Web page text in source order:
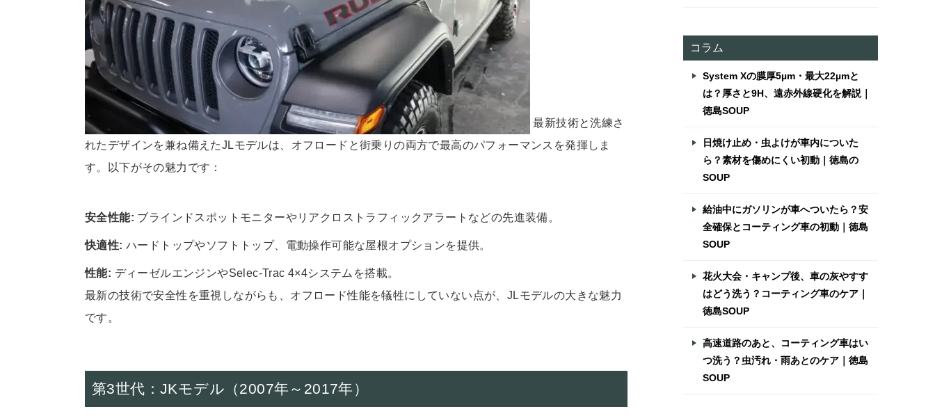
最新技術と洗練さ
れたデザインを兼ね備えたJLモデルは、オフロードと街乗りの両方で最高のパフォーマンスを発揮しま
す。以下がその魅力です：
安全性能: ブラインドスポットモニターやリアクロストラフィックアラートなどの先進装備。
快適性: ハードトップやソフトトップ、電動操作可能な屋根オプションを提供。
性能: ディーゼルエンジンやSelec-Trac 4×4システムを搭載。
最新の技術で安全性を重視しながらも、オフロード性能を犠牲にしていない点が、JLモデルの大きな魅力
です。
第3世代：JKモデル（2007年～2017年）
コラム
System Xの膜厚5µm・最大22µmと
は？厚さと9H、遠赤外線硬化を解説｜
徳島SOUP
日焼け止め・虫よけが車内についた
ら？素材を傷めにくい初動｜徳島の
SOUP
給油中にガソリンが車へついたら？安
全確保とコーティング車の初動｜徳島
SOUP
花火大会・キャンプ後、車の灰やすす
はどう洗う？コーティング車のケア｜
徳島SOUP
高速道路のあと、コーティング車はい
つ洗う？虫汚れ・雨あとのケア｜徳島
SOUP